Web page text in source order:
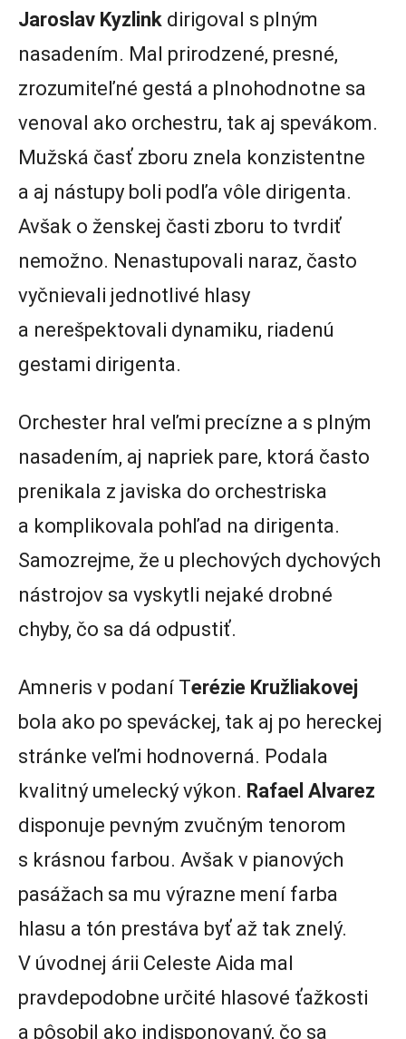
Jaroslav Kyzlink dirigoval s plným
nasadením. Mal prirodzené, presné,
zrozumiteľné gestá a plnohodnotne sa
venoval ako orchestru, tak aj spevákom.
Mužská časť zboru znela konzistentne
a aj nástupy boli podľa vôle dirigenta.
Avšak o ženskej časti zboru to tvrdiť
nemožno. Nenastupovali naraz, často
vyčnievali jednotlivé hlasy
a nerešpektovali dynamiku, riadenú
gestami dirigenta.
Orchester hral veľmi precízne a s plným
nasadením, aj napriek pare, ktorá často
prenikala z javiska do orchestriska
a komplikovala pohľad na dirigenta.
Samozrejme, že u plechových dychových
nástrojov sa vyskytli nejaké drobné
chyby, čo sa dá odpustiť.
Amneris v podaní Terézie Kružliakovej
bola ako po speváckej, tak aj po hereckej
stránke veľmi hodnoverná. Podala
kvalitný umelecký výkon. Rafael Alvarez
disponuje pevným zvučným tenorom
s krásnou farbou. Avšak v pianových
pasážach sa mu výrazne mení farba
hlasu a tón prestáva byť až tak znelý.
V úvodnej árii Celeste Aida mal
pravdepodobne určité hlasové ťažkosti
a pôsobil ako indisponovaný, čo sa